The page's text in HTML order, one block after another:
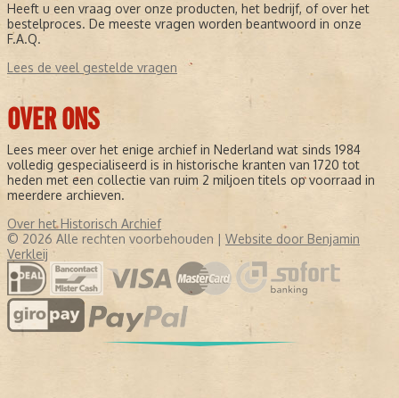
Heeft u een vraag over onze producten, het bedrijf, of over het
bestelproces. De meeste vragen worden beantwoord in onze
F.A.Q.
Lees de veel gestelde vragen
OVER ONS
Lees meer over het enige archief in Nederland wat sinds 1984
volledig gespecialiseerd is in historische kranten van 1720 tot
heden met een collectie van ruim 2 miljoen titels op voorraad in
meerdere archieven.
Over het Historisch Archief
© 2026 Alle rechten voorbehouden | Website door Benjamin
Verkleij